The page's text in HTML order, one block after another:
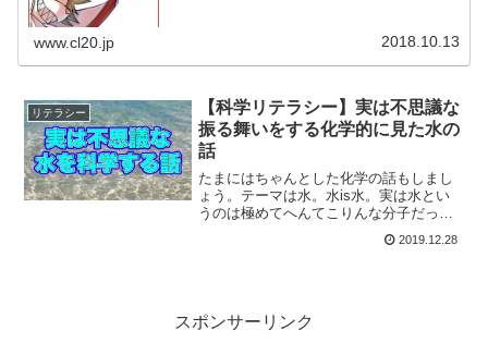
www.cl20.jp 2018.10.13
リテラシー
【科学リテラシー】実は不思議な
振る舞いをする化学的に見た水の
話
たまにはちゃんとした化学の話もしまし
ょう。テーマは水。水is水。実は水とい
うのは極めてへんてこりんな分子だった
ていきます。氷が水に浮くって、個体の
2019.12.28
スポンサーリンク